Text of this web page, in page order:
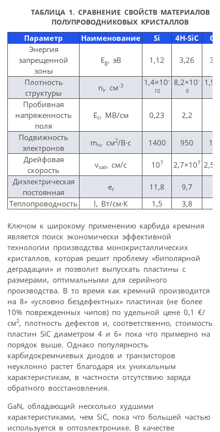
ТАБЛИЦА 1. СРАВНЕНИЕ СВОЙСТВ МАТЕРИАЛОВ
ПОЛУПРОВОДНИКОВЫХ КРИСТАЛЛОВ
Параметр Наименование Si 4H-SiC
Энергия
запрещенной
зоны
Eg, эВ 1,12 3,26
Плотность
структуры
ni, см-3 1,4×10-
10
8,2×10-
9
Пробивная
напряженность
поля
Ec, МВ/см 0,23 2,2
Подвижность
электронов
mn, см2/В·с 1400 950
Дрейфовая
скорость
vsat, см/с 107 2,7×107
Диэлектрическая
постоянная
er 11,8 9,7
Теплопроводность
l, Вт/см·К 1,5 3,8
Ключом к широкому применению карбида кремния
является поиск экономически эффективной
технологии производства монокристаллических
кристаллов, которая решит проблему «биполярной
деградации» и позволит выпускать пластины с
размерами, оптимальными для серийного
производства. В то время как кремний производится
на 8» «условно без­дефектных» пластинах (не более
10% поврежденных чипов) по удельной цене 0,1 €/
см2, плотность дефектов и, соответственно, стоимость
пластин SiC диаметром 4 и 6« пока что примерно на
порядок выше. Однако популярность
карбидокремниевых диодов и транзисторов
неуклонно растет благодаря их уникальным
характеристикам, в частности отсутствию заряда
обратного восстановления.
GaN, обладающий несколько худшими
характеристиками, чем SiC, пока что большей частью
используется в оптоэлектронике. В качестве